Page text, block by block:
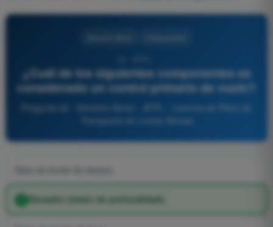
¿Cuál de los siguientes componentes es
considerado un control primario de vuelo?
Pregunta 42 - Derecho Aéreo - ATPL - Licencia de Piloto de
Elevador (timón de profundidad).